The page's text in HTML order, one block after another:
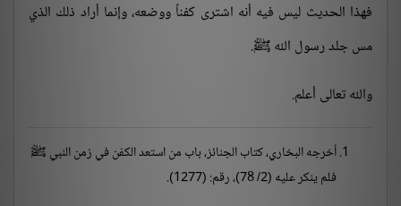
فهذا الحديث ليس فيه أنه اشترى كفناً ووضعه، وإنما أراد ذلك الذي
مس جلد رسول الله ﷺ.
والله تعالى أعلم.
أخرجه البخاري، كتاب الجنائز، باب من استعد الكفن في زمن النبي ﷺ
فلم ينكر عليه (2/ 78)، رقم: (1277).